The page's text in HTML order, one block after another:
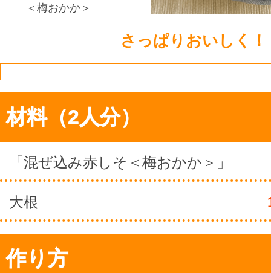
＜梅おかか＞
さっぱりおいしく！
材料（2人分）
「混ぜ込み赤しそ＜梅おかか＞」
大根
作り方